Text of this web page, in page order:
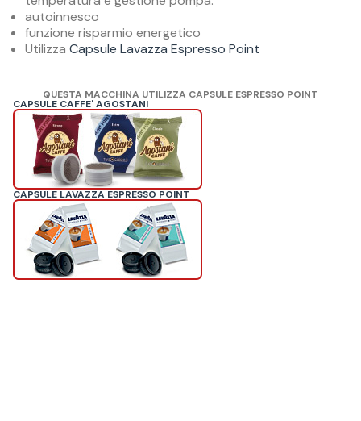
autoinnesco
funzione risparmio energetico
Utilizza Capsule Lavazza Espresso Point
QUESTA MACCHINA UTILIZZA CAPSULE ESPRESSO POINT
CAPSULE CAFFE' AGOSTANI
CAPSULE LAVAZZA ESPRESSO POINT